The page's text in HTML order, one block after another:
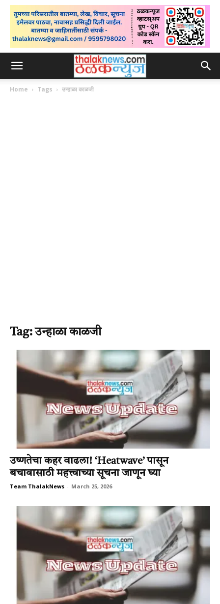
Home Tags उन्हाळा काळजी
Tag: उन्हाळा काळजी
उष्णतेचा कहर वाढला! ‘Heatwave’ पासून
बचावासाठी महत्त्वाच्या सूचना जाणून घ्या
Team ThalakNews - March 25, 2026